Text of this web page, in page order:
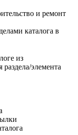
и ремонт
каталога в
из
раздела/элемента